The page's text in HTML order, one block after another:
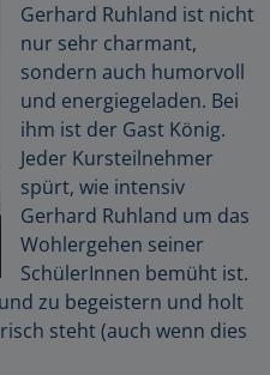
Gerhard Ruhland ist nicht
nur sehr charmant,
sondern auch humorvoll
und energiegeladen. Bei
ihm ist der Gast König.
Jeder Kursteilnehmer
spürt, wie intensiv
Gerhard Ruhland um das
Wohlergehen seiner
SchülerInnen bemüht ist.
zu begeistern und holt
steht (auch wenn dies